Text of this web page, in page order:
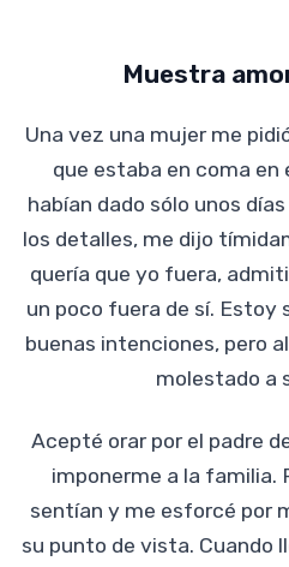
Muestra
Una vez una mujer me
que estaba en coma en
habían dado sólo unos
los detalles, me dijo
quería que yo fuera,
un poco fuera de sí. Estoy
buenas intenciones, pero
molestado a
Acepté orar por el padre
imponerme a la familia.
sentían y me esforcé por
su punto de vista. Cuando